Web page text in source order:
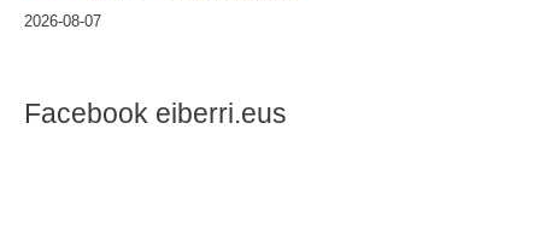
2026-08-07
Facebook eiberri.eus